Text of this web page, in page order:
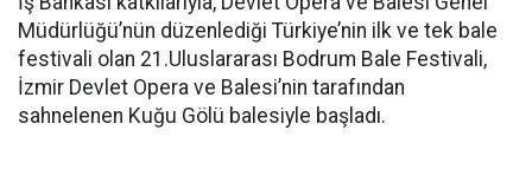
Müdürlüğü’nün düzenlediği Türkiye’nin ilk ve tek bale
festivali olan 21.Uluslararası Bodrum Bale Festivali,
İzmir Devlet Opera ve Balesi’nin tarafından
sahnelenen Kuğu Gölü balesiyle başladı.